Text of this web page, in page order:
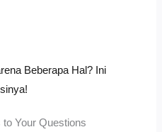
Beberapa Hal? Ini
to Your Questions